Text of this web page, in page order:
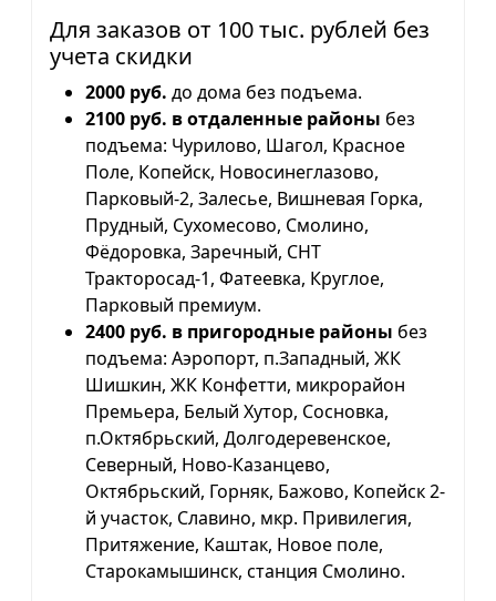
Для заказов от 100 тыс. рублей без
учета скидки
2000 руб. до дома без подъема.
2100 руб. в отдаленные районы без
подъема: Чурилово, Шагол, Красное
Поле, Копейск, Новосинеглазово,
Парковый-2, Залесье, Вишневая Горка,
Прудный, Сухомесово, Смолино,
Фёдоровка, Заречный, СНТ
Тракторосад-1, Фатеевка, Круглое,
Парковый премиум.
2400 руб. в пригородные районы без
подъема: Аэропорт, п.Западный, ЖК
Шишкин, ЖК Конфетти, микрорайон
Премьера, Белый Хутор, Сосновка,
п.Октябрьский, Долгодеревенское,
Северный, Ново-Казанцево,
Октябрьский, Горняк, Бажово, Копейск 2-
й участок, Славино, мкр. Привилегия,
Притяжение, Каштак, Новое поле,
Старокамышинск, станция Смолино.